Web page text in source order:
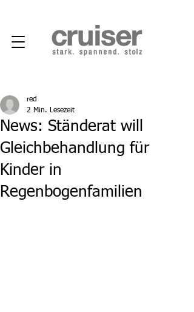
News: Ständerat will
Gleichbehandlung für
Kinder in
Regenbogenfamilien
red
2 Min. Lesezeit